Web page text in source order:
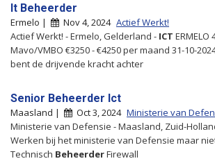
It Beheerder
Ermelo | Nov 4, 2024 Actief Werkt!
Actief Werkt! - Ermelo, Gelderland - ICT
Mavo/VMBO €3250 - €4250 per maand 31-10-
bent de drijvende kracht achter
Senior Beheerder Ict
Maasland | Oct 3, 2024 Ministerie van
Ministerie van Defensie - Maasland, Zuid-
Werken bij het ministerie van Defensie maar
Technisch BeheerderFirewall